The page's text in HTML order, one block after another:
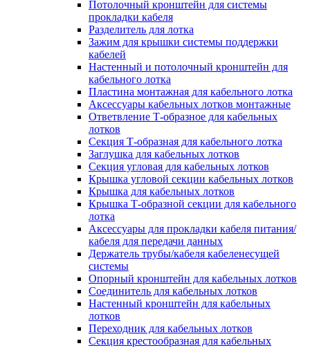
Потолочный кронштейн для системы
прокладки кабеля
Разделитель для лотка
Зажим для крышки системы поддержки
кабелей
Настенный и потолочный кронштейн для
кабельного лотка
Пластина монтажная для кабельного лотка
Аксессуары кабельных лотков монтажные
Ответвление Т-образное для кабельных
лотков
Секция Т-образная для кабельного лотка
Заглушка для кабельных лотков
Секция угловая для кабельных лотков
Крышка угловой секции кабельных лотков
Крышка для кабельных лотков
Крышка Т-образной секции для кабельного
лотка
Аксессуары для прокладки кабеля питания/
кабеля для передачи данных
Держатель трубы/кабеля кабеленесущей
системы
Опорный кронштейн для кабельных лотков
Соединитель для кабельных лотков
Настенный кронштейн для кабельных
лотков
Переходник для кабельных лотков
Секция крестообразная для кабельных